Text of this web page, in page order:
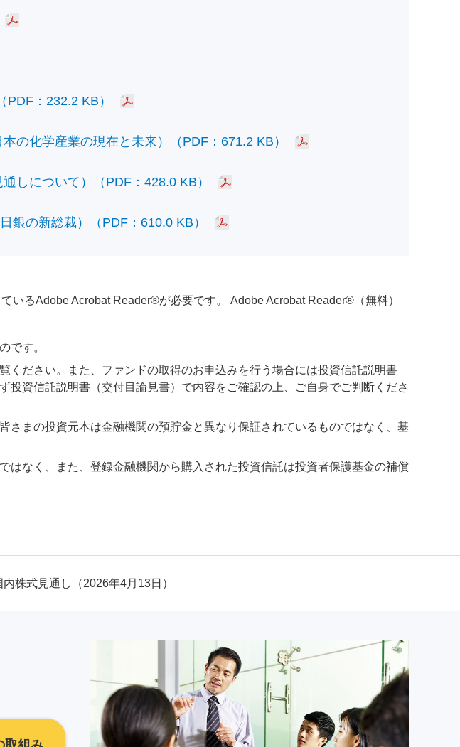
：232.2 KB）
の化学産業の現在と未来）（PDF：671.2 KB）
しについて）（PDF：428.0 KB）
銀の新総裁）（PDF：610.0 KB）
いるAdobe Acrobat Reader®が必要です。 Adobe Acrobat Reader®（無料）
です。
ださい。また、ファンドの取得のお申込みを行う場合には投資信託説明書
投資信託説明書（交付目論見書）で内容をご確認の上、ご自身でご判断くださ
まの投資元本は金融機関の預貯金と異なり保証されているものではなく、基
なく、また、登録金融機関から購入された投資信託は投資者保護基金の補償
内株式見通し（2026年4月13日）